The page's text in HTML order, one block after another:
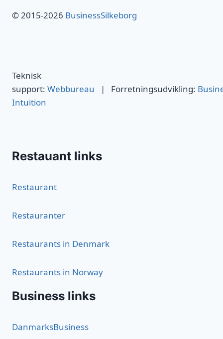
UDE
© 2015-2026 BusinessSilkeborg
Teknisk
support: Webbureau | Forretningsudvikling:
Intuition
Restauant links
Restaurant
Restauranter
Restaurants in Denmark
Restaurants in Norway
Business links
DanmarksBusiness